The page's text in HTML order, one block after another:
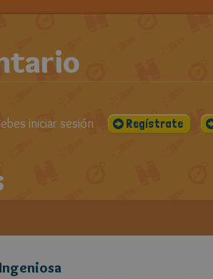
iniciar sesión Regístrate